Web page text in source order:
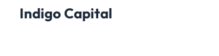
Indigo Capital